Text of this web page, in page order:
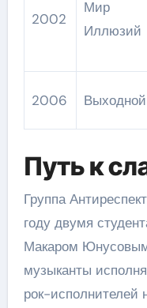
2002
Мир
Иллюзий
2006 Выходной
Путь к
Группа
году двумя
Макаром
музыканты
рок-исполнителей